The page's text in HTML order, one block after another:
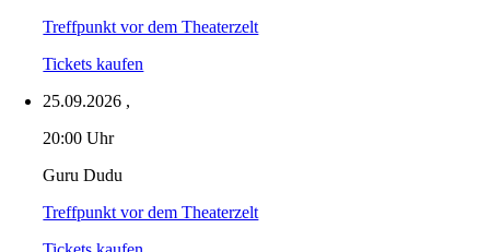
Treffpunkt vor dem Theaterzelt
Tickets kaufen
25.09.2026 ,
20:00 Uhr
Guru Dudu
Treffpunkt vor dem Theaterzelt